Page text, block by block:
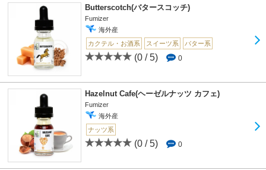
Butterscotch(バタースコッチ)
Fumizer
海外産
カクテル・お酒系
スイーツ系 バター系
(0 / 5) 0
Hazelnut Cafe(ヘーゼルナッツ カフェ)
Fumizer
海外産
ナッツ系
(0 / 5) 0